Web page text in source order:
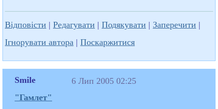
Відповісти | Редагувати | Подякувати | Заперечити |
Ігнорувати автора | Поскаржитися
Smile
"Гамлет"
6 Лип 2005 02:25